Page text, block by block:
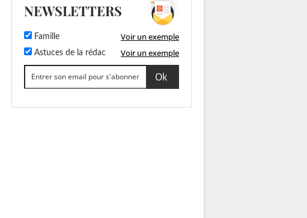
NEWSLETTERS
Famille Voir un exemple
Astuces de la rédac Voir un exemple